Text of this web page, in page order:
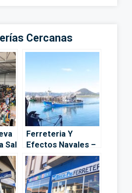
Cercanas
Sal
Ferreteria Y
Efectos Navales –
Santoña